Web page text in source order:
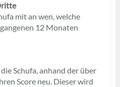
mit an wen, welche
12 Monaten
Schufa, anhand der über
Score neu. Dieser wird